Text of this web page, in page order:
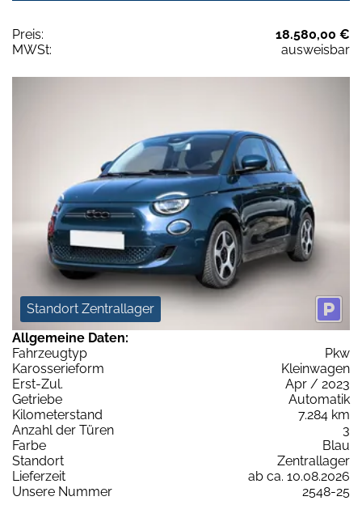
Preis:
18.580,00 €
MWSt:
ausweisbar
Standort Zentrallager
Allgemeine Daten:
Fahrzeugtyp
Pkw
Karosserieform
Kleinwagen
Erst-Zul.
Apr / 2023
Getriebe
Automatik
Kilometerstand
7.284 km
Anzahl der Türen
3
Farbe
Blau
Standort
Zentrallager
Lieferzeit
ab ca. 10.08.2026
Unsere Nummer
2548-25